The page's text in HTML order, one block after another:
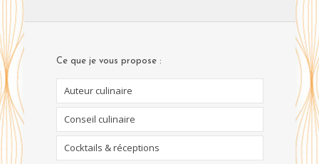
Ce que je vous propose :
Auteur culinaire
Conseil culinaire
Cocktails & réceptions